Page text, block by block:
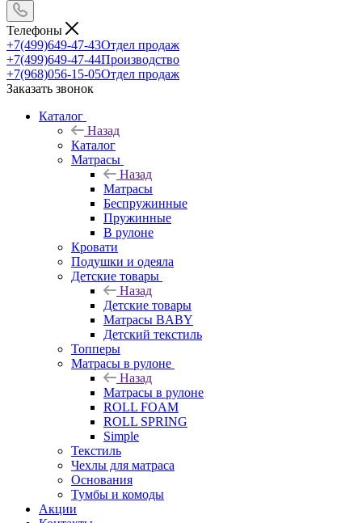
Телефоны
+7(499)649-47-43Отдел продаж
+7(499)649-47-44Производство
+7(968)056-15-05Отдел продаж
Заказать звонок
Каталог
Назад
Каталог
Матрасы
Назад
Матрасы
Беспружинные
Пружинные
В рулоне
Кровати
Подушки и одеяла
Детские товары
Назад
Детские товары
Матрасы BABY
Детский текстиль
Топперы
Матрасы в рулоне
Назад
Матрасы в рулоне
ROLL FOAM
ROLL SPRING
Simple
Текстиль
Чехлы для матраса
Основания
Тумбы и комоды
Акции